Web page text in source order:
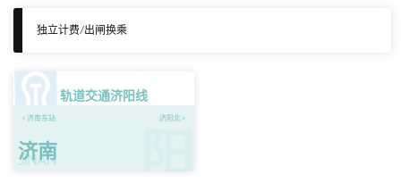
独立计费/出闸换乘
阳
轨道交通济阳线
济阳北
济南东站
JINAN
济南